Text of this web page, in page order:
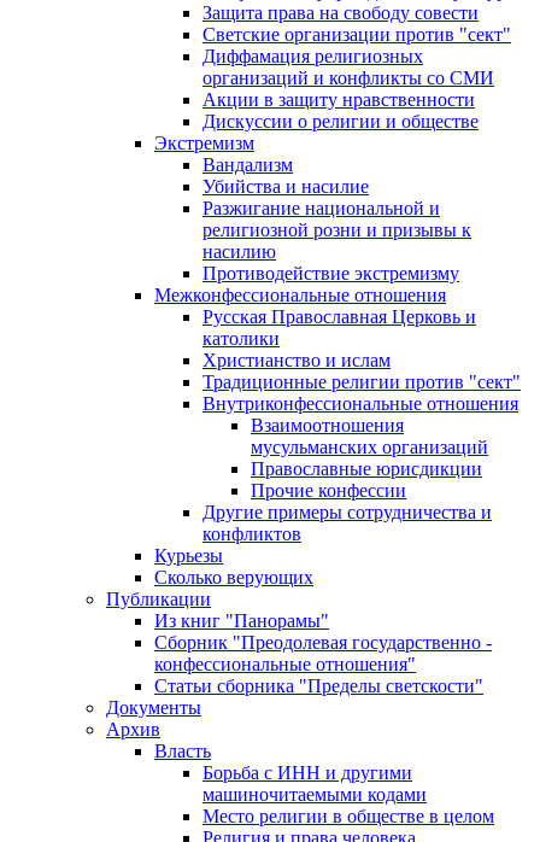
Защита права на свободу совести
Светские организации против "сект"
Диффамация религиозных
организаций и конфликты со СМИ
Акции в защиту нравственности
Дискуссии о религии и обществе
Экстремизм
Вандализм
Убийства и насилие
Разжигание национальной и
религиозной розни и призывы к
насилию
Противодействие экстремизму
Межконфессиональные отношения
Русская Православная Церковь и
католики
Христианство и ислам
Традиционные религии против "сект"
Внутриконфессиональные отношения
Взаимоотношения
мусульманских организаций
Православные юрисдикции
Прочие конфессии
Другие примеры сотрудничества и
конфликтов
Курьезы
Сколько верующих
Публикации
Из книг "Панорамы"
Сборник "Преодолевая государственно -
конфессиональные отношения"
Статьи сборника "Пределы светскости"
Документы
Архив
Власть
Борьба с ИНН и другими
машиночитаемыми кодами
Место религии в обществе в целом
Религия и права человека